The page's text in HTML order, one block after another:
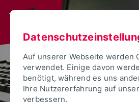
Auf unserer Webseite werden
verwendet. Einige davon
benötigt, während es uns
Ihre Nutzererfahrung auf
verbessern.